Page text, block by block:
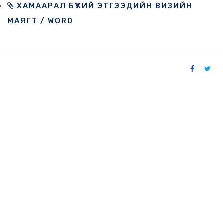
ХАМААРАЛ БҮХИЙ ЭТГЭЭДИЙН ВИЗИЙН
МАЯГТ / WORD